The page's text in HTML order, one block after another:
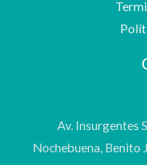
Av. Insurgentes
Nochebuena, Benito